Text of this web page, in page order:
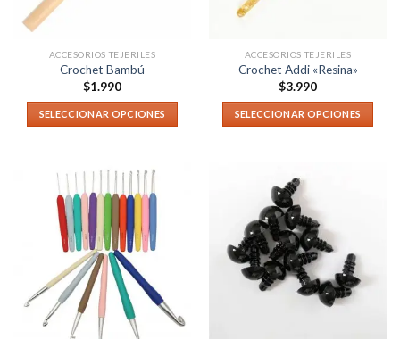
ACCESORIOS TEJERILES
Crochet Bambú
$1.990
SELECCIONAR OPCIONES
ACCESORIOS TEJERILES
Crochet Addi «Resina»
$3.990
SELECCIONAR OPCIONES